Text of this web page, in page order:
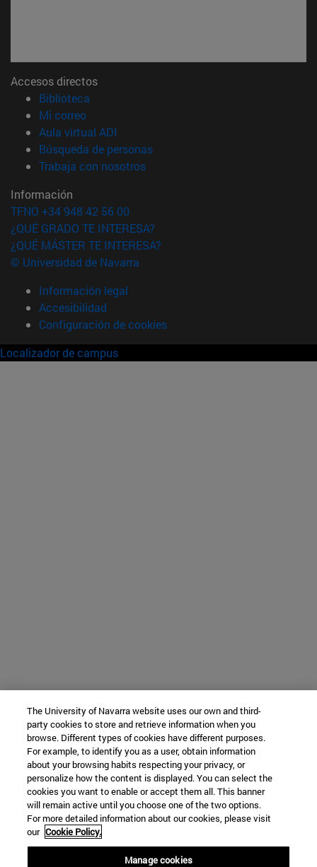
Accesos directos
Biblioteca
Mi correo(abre en nueva ventana)
Aula virtual ADI
Búsqueda de personas(abre en nueva ventana)
Trabaja con nosotros(abre en nueva ventana)
Información
TFNO +34 948 42 56 00
¿QUÉ GRADO TE INTERESA?
¿QUÉ MÁSTER TE INTERESA?
© Universidad de Navarra
Información legal
Accesibilidad
Configuración de cookies
Localizador de campus
The University of Navarra website uses our own and third-
party cookies to store and retrieve information when you
browse. Different types of cookies have different purposes.
For example, to identify you as a user, obtain information
about your browsing habits respecting your privacy, or
personalize how the content is displayed. You can select the
cookies you want to enable or accept them all. This banner
will remain active until you choose one of the two options.
For more detailed information about our cookies, please visit
our Cookie Policy.
Manage cookies